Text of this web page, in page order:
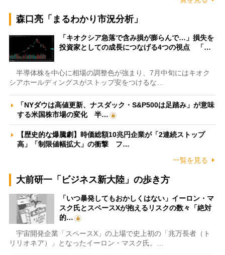
森口亮「まるわかり市況分析」
「キオクシア急落で含み損が膨らんで…」損失を
投資家としての成長につなげる4つの視点 「…
半導体株を中心に相場の調整色が強まり、7月中旬にはキオク
シアホールディングスがストップ安をつけるな…
「NYダウは高値更新、ナスダック・S&P500は足踏み」が意味
する米国株市場の変化 半…
【歴史的な爆騰劇】時価総額10兆円企業が「2連続ストップ
高」「制限値幅拡大」の衝撃 フ…
一覧を見る
大前研一「ビジネス新大陸」の歩き方
「いつ暴発してもおかしくはない」イーロン・マ
スク氏とスペースXが抱えるリスクの数々「絶対
的…
宇宙開発企業「スペースX」の上場で史上初の「兆万長者（ト
リリオネア）」となったイーロン・マスク氏。…